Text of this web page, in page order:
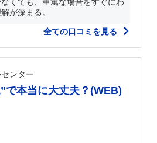
が深まる。
全ての口コミを見る
ンター
で本当に大丈夫？(WEB)